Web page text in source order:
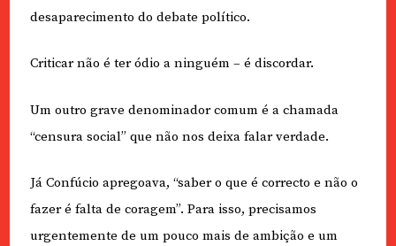
desaparecimento do debate político.
Criticar não é ter ódio a ninguém – é discordar.
Um outro grave denominador comum é a chamada
“censura social” que não nos deixa falar verdade.
Já Confúcio apregoava, “saber o que é correcto e não o
fazer é falta de coragem”. Para isso, precisamos
urgentemente de um pouco mais de ambição e um